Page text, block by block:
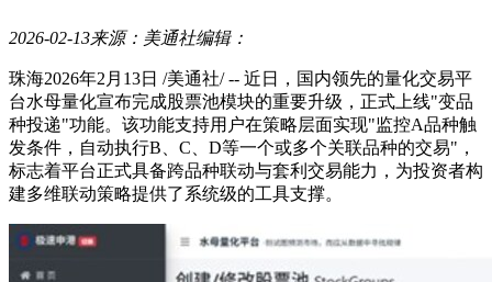
2026-02-13来源：美通社编辑：
珠海2026年2月13日 /美通社/ -- 近日，国内领先的量化交易平
台水母量化宣布完成股票池模块的重要升级，正式上线"变品
种投递"功能。该功能支持用户在策略层面实现"监控A品种触
发条件，自动执行B、C、D等一个或多个关联品种的交易"，
标志着平台正式具备跨品种联动与套利交易能力，为投资者构
建多维联动策略提供了系统级的工具支撑。